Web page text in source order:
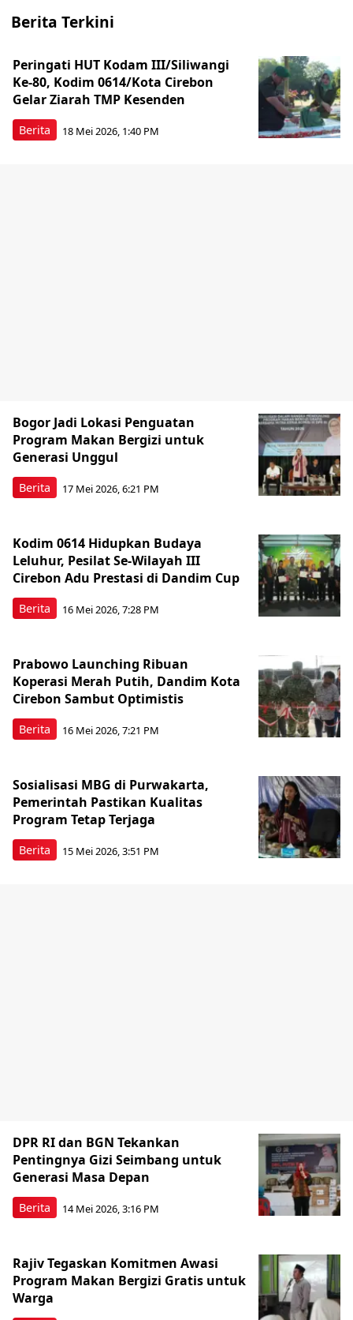
Berita Terkini
Berita
Peringati HUT Kodam III/Siliwangi
Ke-80, Kodim 0614/Kota Cirebon
Gelar Ziarah TMP Kesenden
18 Mei 2026, 1:40 PM
Berita
Bogor Jadi Lokasi Penguatan
Program Makan Bergizi untuk
Generasi Unggul
17 Mei 2026, 6:21 PM
Berita
Kodim 0614 Hidupkan Budaya
Leluhur, Pesilat Se-Wilayah III
Cirebon Adu Prestasi di Dandim Cup
16 Mei 2026, 7:28 PM
Berita
Prabowo Launching Ribuan
Koperasi Merah Putih, Dandim Kota
Cirebon Sambut Optimistis
16 Mei 2026, 7:21 PM
Berita
Sosialisasi MBG di Purwakarta,
Pemerintah Pastikan Kualitas
Program Tetap Terjaga
15 Mei 2026, 3:51 PM
Berita
DPR RI dan BGN Tekankan
Pentingnya Gizi Seimbang untuk
Generasi Masa Depan
14 Mei 2026, 3:16 PM
Rajiv Tegaskan Komitmen Awasi
Program Makan Bergizi Gratis untuk
Warga